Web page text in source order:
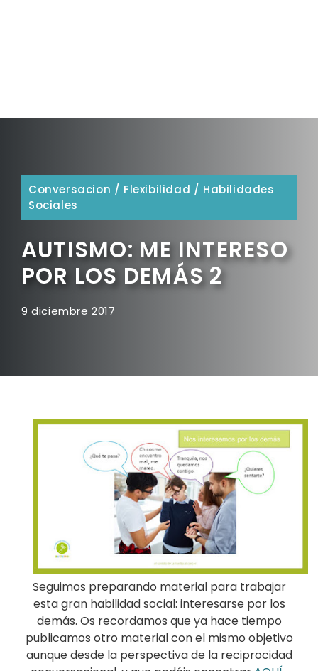
Conversacion / Flexibilidad / Habilidades
Sociales
AUTISMO: ME INTERESO
POR LOS DEMÁS 2
9 diciembre 2017
Seguimos preparando material para trabajar
esta gran habilidad social: interesarse por los
demás. Os recordamos que ya hace tiempo
publicamos otro material con el mismo objetivo
aunque desde la perspectiva de la reciprocidad